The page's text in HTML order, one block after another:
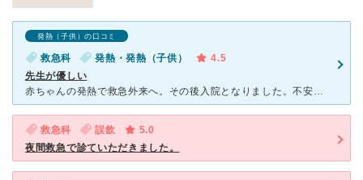
発熱（子供）の口コミ
救急科 発熱・発熱（子供）
4.5
先生が優しい
赤ちゃんの発熱で救急外来へ。その後入院となりました。不安いっぱいでしたが先生がとても優しく話してくださり心配なことも質問しやすいです。病棟に行ってからもこまめに声をかけてくださり、他の小児科の先生とも
救急科 誤飲
5.0
夜間救急で診ていただきました。